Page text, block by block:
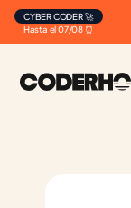
Hasta el 07/08 ⏰
CYBER CODER 🚀